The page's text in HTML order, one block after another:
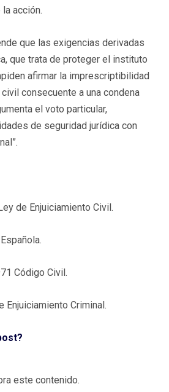
acción.
que las exigencias derivadas
que trata de proteger el instituto
afirmar la imprescriptibilidad
consecuente a una condena
el voto particular,
de seguridad jurídica con
de Enjuiciamiento Civil.
Código Civil.
Enjuiciamiento Criminal.
este contenido.